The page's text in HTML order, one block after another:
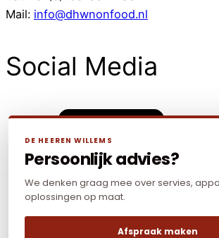
Mail: info@dhwnonfood.nl
Social Media
DE HEEREN WILLEMS
Persoonlijk advies?
We denken graag mee over servies,
oplossingen op maat.
Afspraak maken